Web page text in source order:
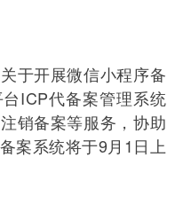
于开展微信小程序备
ICP代备案管理系统
销备案等服务，协助
案系统将于9月1日上